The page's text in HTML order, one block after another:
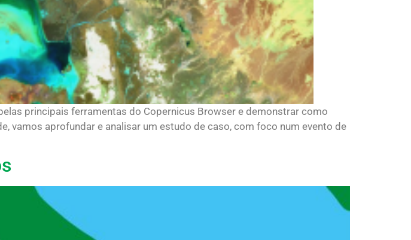
principais ferramentas do Copernicus Browser e demonstrar como
vamos aprofundar e analisar um estudo de caso, com foco num evento de